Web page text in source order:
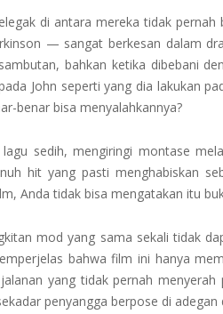
di antara mereka tidak pernah
— sangat berkesan dalam
bahkan ketika dibebani
John seperti yang dia lakukan
benar bisa menyalahkannya?
sedih, mengiringi montase
hit yang pasti menghabiskan
Anda tidak bisa mengatakan itu
mod yang sama sekali tidak
bahwa film ini hanya
yang tidak pernah menyerah
penyangga berpose di adegan